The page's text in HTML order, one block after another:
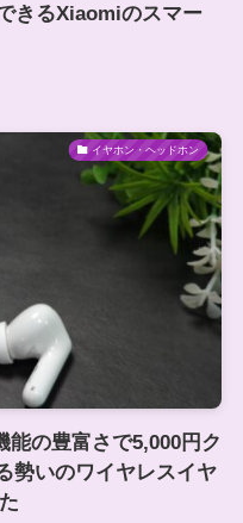
きるXiaomiのスマー
イヤホン・ヘッドホン
能の豊富さで5,000円ク
勢いのワイヤレスイヤ